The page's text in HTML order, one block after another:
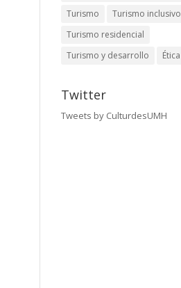
Turismo
Turismo inclusivo
Turismo residencial
Turismo y desarrollo
Ética
Twitter
Tweets by CulturdesUMH